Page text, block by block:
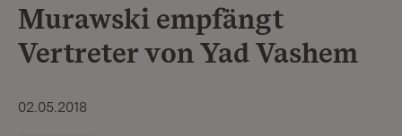
Murawski empfängt
Vertreter von Yad Vashem
02.05.2018